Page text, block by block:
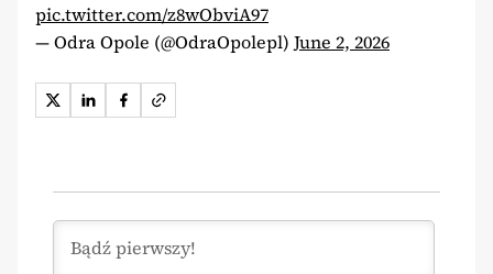
pic.twitter.com/z8wObviA97
— Odra Opole (@OdraOpolepl) June 2, 2026